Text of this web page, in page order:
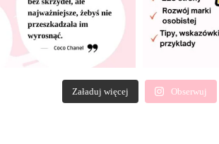
Załaduj więcej Obserwuj